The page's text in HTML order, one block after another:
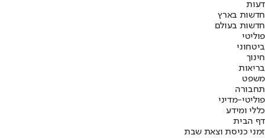
דעות
חדשות בארץ
חדשות בעולם
פוליטי
ביטחוני
חינוך
בריאות
משפט
תחבורה
פוליטי-מדיני
כללי ומידע
דף הבית
זמני כניסת וצאת שבת